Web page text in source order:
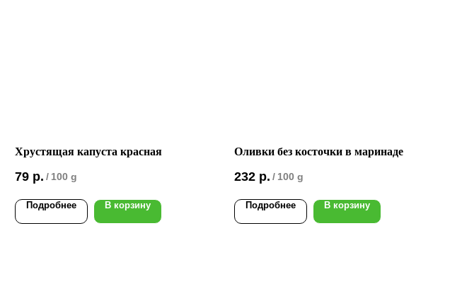
Хрустящая капуста красная
79 р. / 100 g
Подробнее В корзину
Оливки без косточки в маринаде
232 р. / 100 g
Подробнее В корзину